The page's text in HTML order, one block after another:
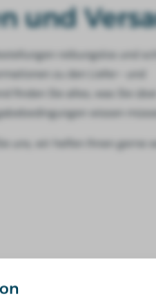
und
reibungslos und
zu den Liefer- und
finden Sie alles, was Sie
wissen
uns, wir helfen Ihnen gerne